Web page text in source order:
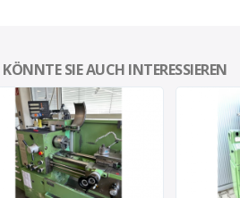
SIE AUCH INTERESSIEREN